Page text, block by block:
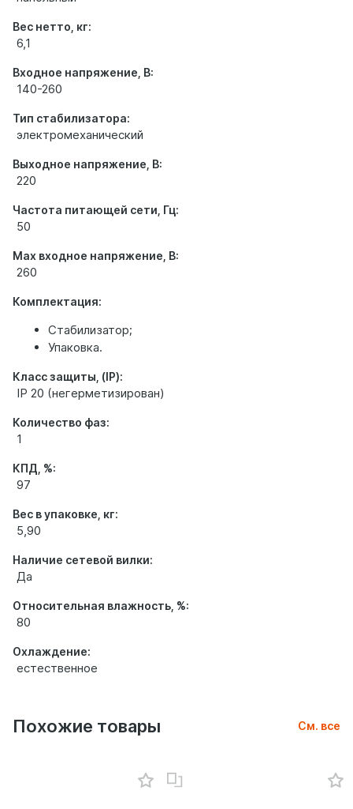
Вес нетто, кг:
6,1
Входное напряжение, В:
140-260
Тип стабилизатора:
электромеханический
Выходное напряжение, В:
220
Частота питающей сети, Гц:
50
Max входное напряжение, В:
260
Комплектация:
Стабилизатор;
Упаковка.
Класс защиты, (IP):
IP 20 (негерметизирован)
Количество фаз:
1
КПД, %:
97
Вес в упаковке, кг:
5,90
Наличие сетевой вилки:
Да
Относительная влажность, %:
80
Охлаждение:
естественное
Похожие товары См. все